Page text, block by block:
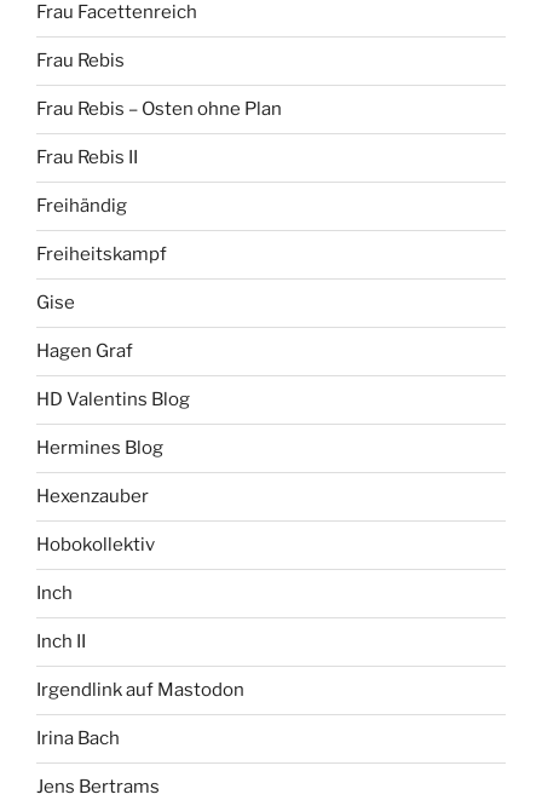
Frau Facettenreich
Frau Rebis
Frau Rebis – Osten ohne Plan
Frau Rebis II
Freihändig
Freiheitskampf
Gise
Hagen Graf
HD Valentins Blog
Hermines Blog
Hexenzauber
Hobokollektiv
Inch
Inch II
Irgendlink auf Mastodon
Irina Bach
Jens Bertrams